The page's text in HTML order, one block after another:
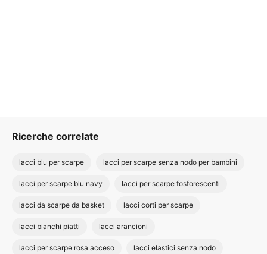
Ricerche correlate
lacci blu per scarpe lacci per scarpe senza nodo per bambini
lacci per scarpe blu navy lacci per scarpe fosforescenti
lacci da scarpe da basket lacci corti per scarpe
lacci bianchi piatti lacci arancioni
lacci per scarpe rosa acceso lacci elastici senza nodo